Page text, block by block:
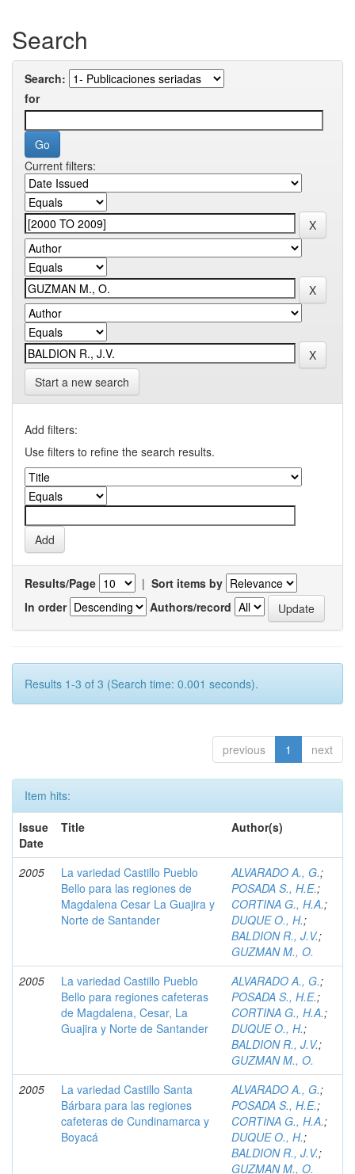
Search
Search:
for
Current filters:
Start a new search
Add filters:
Use filters to refine the search results.
Results/Page | Sort items by
In order
Authors/record
Results 1-3 of 3 (Search time: 0.001 seconds).
previous 1 next
Item hits:
Issue
Date
Title Author(s)
2005
La variedad Castillo Pueblo
Bello para las regiones de
Magdalena Cesar La Guajira y
Norte de Santander
ALVARADO A., G.;
POSADA S., H.E.;
CORTINA G., H.A.;
DUQUE O., H.;
BALDION R., J.V.;
GUZMAN M., O.
2005
La variedad Castillo Pueblo
Bello para regiones cafeteras
de Magdalena, Cesar, La
Guajira y Norte de Santander
ALVARADO A., G.;
POSADA S., H.E.;
CORTINA G., H.A.;
DUQUE O., H.;
BALDION R., J.V.;
GUZMAN M., O.
2005
La variedad Castillo Santa
Bárbara para las regiones
cafeteras de Cundinamarca y
Boyacá
ALVARADO A., G.;
POSADA S., H.E.;
CORTINA G., H.A.;
DUQUE O., H.;
BALDION R., J.V.;
GUZMAN M., O.